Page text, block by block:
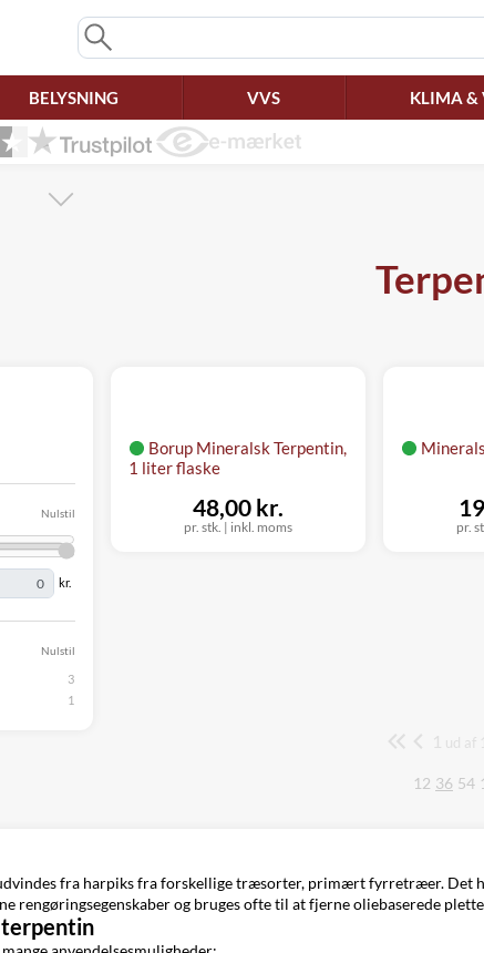
BELYSNING VVS KLIMA &
Nulstil
kr.
Nulstil
Borup Mineralsk Terpentin,
1 liter flaske
pr. stk. | inkl. moms
48,00 kr.
pr.
Side
1 ud af 1
12 36 54
fra harpiks fra forskellige træsorter, primært fyrretræer. Det
rengøringsegenskaber og bruges ofte til at fjerne oliebaserede
terpentin